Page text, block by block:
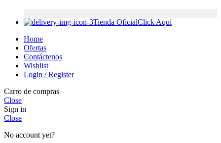
Tienda OficialClick Aquí
Home
Ofertas
Contáctenos
Wishlist
Login / Register
Carro de compras
Close
Sign in
Close
No account yet?